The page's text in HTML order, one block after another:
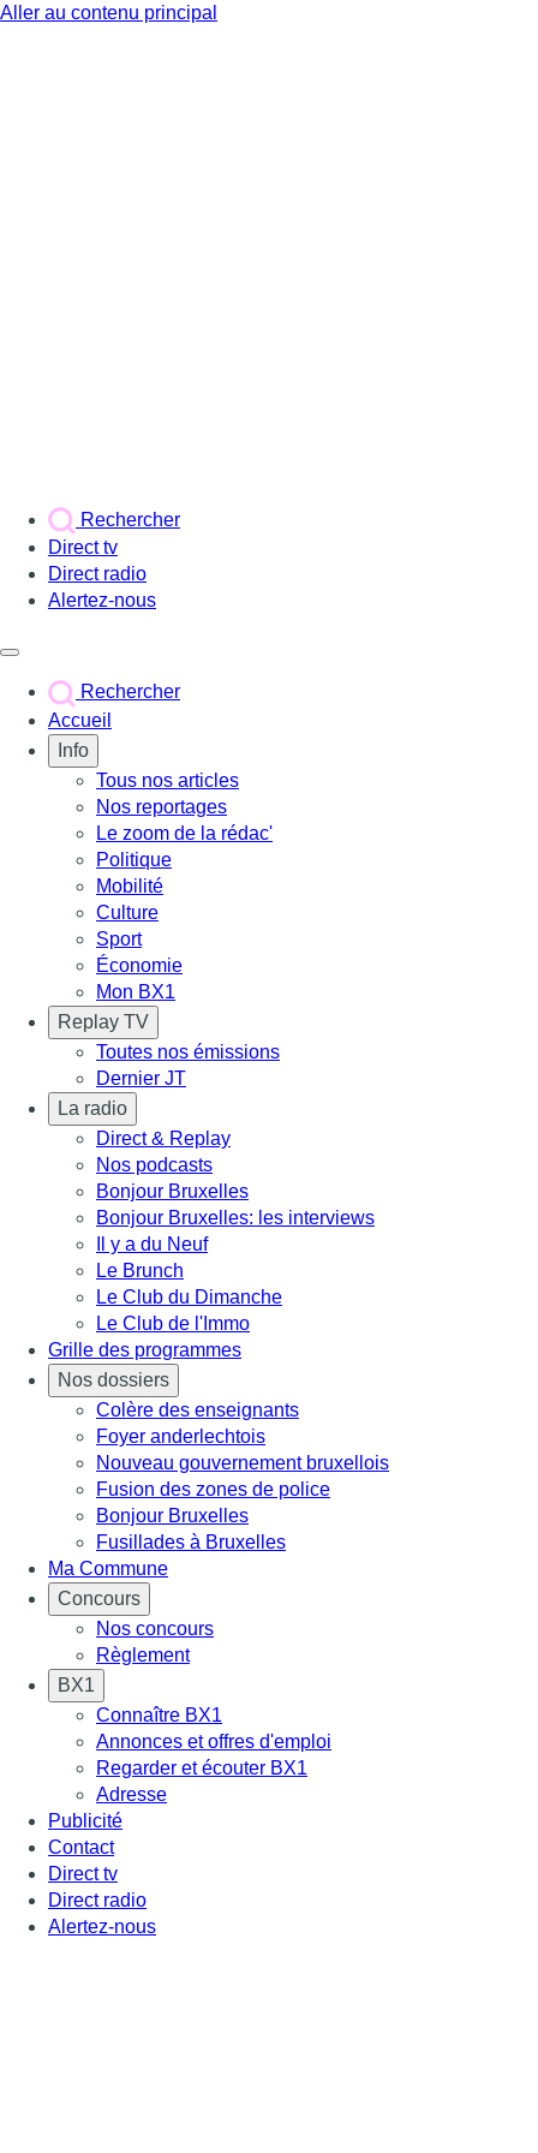
Aller au contenu principal
Rechercher
Direct tv
Direct radio
Alertez-nous
Rechercher
Accueil
Info
Tous nos articles
Nos reportages
Le zoom de la rédac'
Politique
Mobilité
Culture
Sport
Économie
Mon BX1
Replay TV
Toutes nos émissions
Dernier JT
La radio
Direct & Replay
Nos podcasts
Bonjour Bruxelles
Bonjour Bruxelles: les interviews
Il y a du Neuf
Le Brunch
Le Club du Dimanche
Le Club de l'Immo
Grille des programmes
Nos dossiers
Colère des enseignants
Foyer anderlechtois
Nouveau gouvernement bruxellois
Fusion des zones de police
Bonjour Bruxelles
Fusillades à Bruxelles
Ma Commune
Concours
Nos concours
Règlement
BX1
Connaître BX1
Annonces et offres d'emploi
Regarder et écouter BX1
Adresse
Publicité
Contact
Direct tv
Direct radio
Alertez-nous